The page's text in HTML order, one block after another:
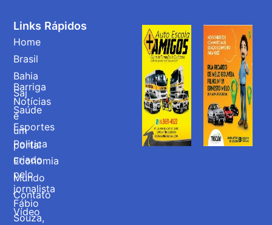
Barriga
Notícias
é
um
portal
criado
pelo
jornalista
Fábio
Souza,
Links Rápidos
Home
Brasil
Bahia
Saj
Saúde
Esportes
Politica
Economia
Mundo
Contato
Vídeo